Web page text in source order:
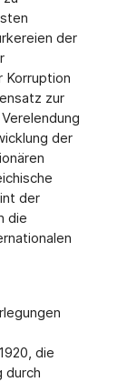
der
Korruption
zur
der
der
die
die
durch